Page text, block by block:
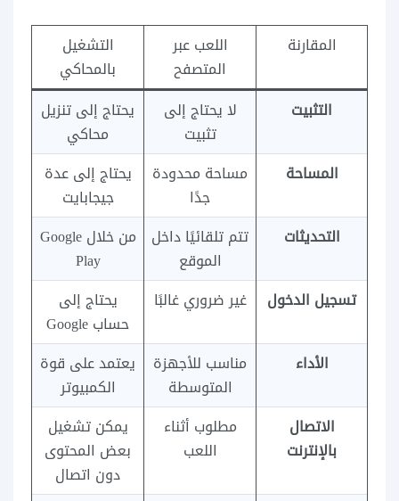
المقارنة
اللعب عبر
المتصفح
التشغيل
بالمحاكي
التثبيت
لا يحتاج إلى
تثبيت
يحتاج إلى تنزيل
محاكي
المساحة
مساحة محدودة
جدًا
يحتاج إلى عدة
جيجابايت
التحديثات
تتم تلقائيًا داخل
الموقع
من خلال Google
Play
تسجيل الدخول
غير ضروري غالبًا
يحتاج إلى
حساب Google
الأداء
مناسب للأجهزة
المتوسطة
يعتمد على قوة
الكمبيوتر
الاتصال
بالإنترنت
مطلوب أثناء
اللعب
يمكن تشغيل
بعض المحتوى
دون اتصال